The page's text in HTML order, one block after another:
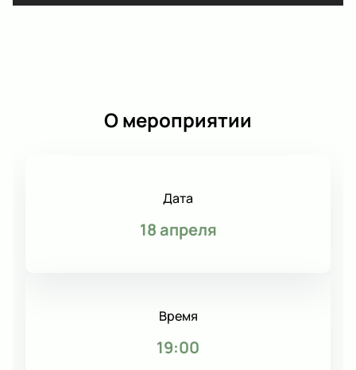
О мероприятии
Дата
18 апреля
Время
19:00